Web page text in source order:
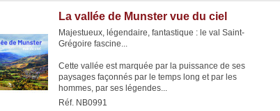
La vallée de Munster vue du ciel
Majestueux, légendaire, fantastique : le val Saint-
Grégoire fascine...
Cette vallée est marquée par la puissance de ses
paysages façonnés par le temps long et par les
hommes, par ses légendes...
Réf. NB0991